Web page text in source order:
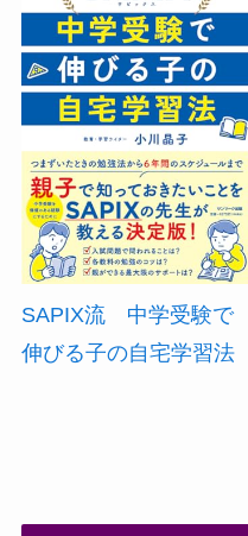
SAPIX流 中学受験で
伸びる子の自宅学習法